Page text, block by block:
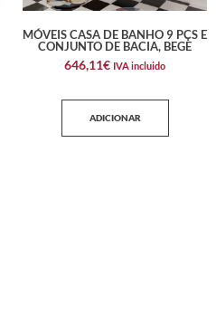
MÓVEIS CASA DE BANHO 9 PÇS E
CONJUNTO DE BACIA, BEGE
646,11€ IVA incluido
ADICIONAR